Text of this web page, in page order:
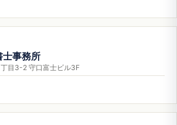
士事務所
目3-2 守口富士ビル3F